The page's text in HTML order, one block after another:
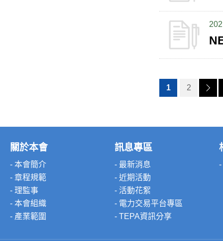
1 2
關於本會
- 本會簡介
- 章程規範
- 理監事
- 本會組織
- 產業範圍
訊息專區
- 最新消息
- 近期活動
- 活動花絮
- 電力交易平台專區
- TEPA資訊分享
-